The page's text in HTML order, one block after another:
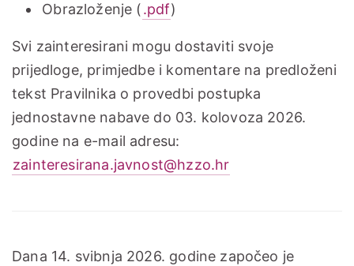
Obrazloženje (.pdf)
Svi zainteresirani mogu dostaviti svoje
prijedloge, primjedbe i komentare na predloženi
tekst Pravilnika o provedbi postupka
jednostavne nabave do 03. kolovoza 2026.
godine na e-mail adresu:
zainteresirana.javnost@hzzo.hr
Dana 14. svibnja 2026. godine započeo je